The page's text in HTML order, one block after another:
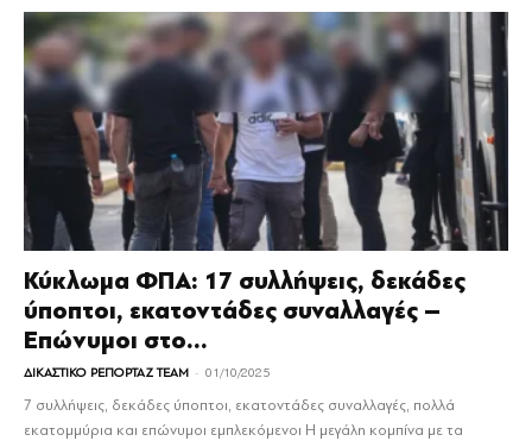
Κύκλωμα ΦΠΑ: 17 συλλήψεις, δεκάδες
ύποπτοι, εκατοντάδες συναλλαγές –
Επώνυμοι στο...
ΔΙΚΑΣΤΙΚΟ ΡΕΠΟΡΤΑΖ TEAM - 01/10/2025
7 συλλήψεις, δεκάδες ύποπτοι, εκατοντάδες συναλλαγές, πολλά
εκατομμύρια και επώνυμοι εμπλεκόμενοι Η μεγάλη κομπίνα με τα